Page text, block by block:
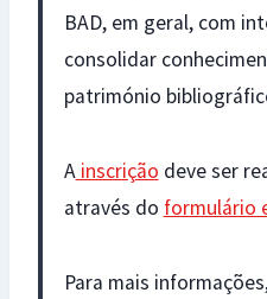
BAD, em geral, com
consolidar
património
Ainscrição deve ser
através do formulário
Para mais